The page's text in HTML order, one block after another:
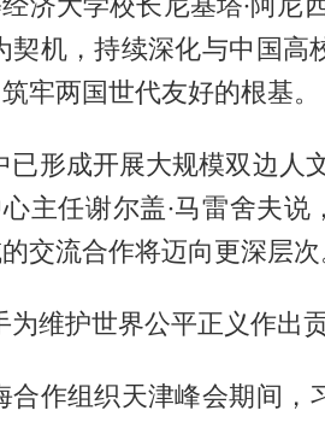
契机，持续深化与中国高
牢两国世代友好的根基。
已形成开展大规模双边人
主任谢尔盖·马雷舍夫说
交流合作将迈向更深层次
为维护世界公平正义作出
合作组织天津峰会期间